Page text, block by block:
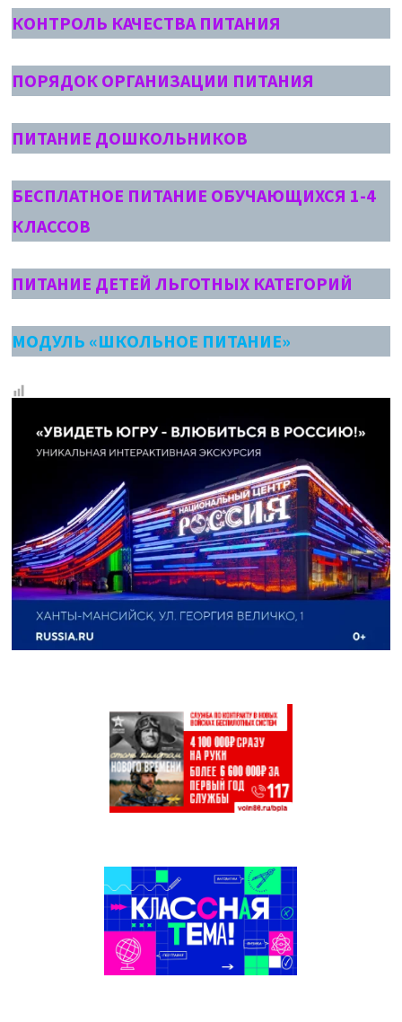
КОНТРОЛЬ КАЧЕСТВА ПИТАНИЯ
ПОРЯДОК ОРГАНИЗАЦИИ ПИТАНИЯ
ПИТАНИЕ ДОШКОЛЬНИКОВ
БЕСПЛАТНОЕ ПИТАНИЕ ОБУЧАЮЩИХСЯ 1-4
КЛАССОВ
ПИТАНИЕ ДЕТЕЙ ЛЬГОТНЫХ КАТЕГОРИЙ
МОДУЛЬ «ШКОЛЬНОЕ ПИТАНИЕ»